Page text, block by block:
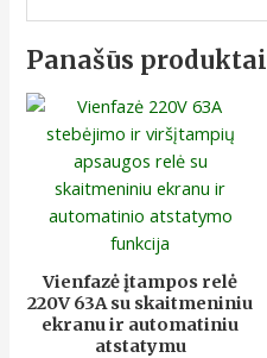
Panašūs produktai
Vienfazė įtampos relė
220V 63A su skaitmeniniu
ekranu ir automatiniu
atstatymu